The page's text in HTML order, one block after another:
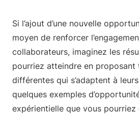
Si l’ajout d’une nouvelle
moyen de renforcer
collaborateurs, imaginez les
pourriez atteindre en
différentes qui s’adaptent à
quelques exemples
expérientielle que vous pourriez